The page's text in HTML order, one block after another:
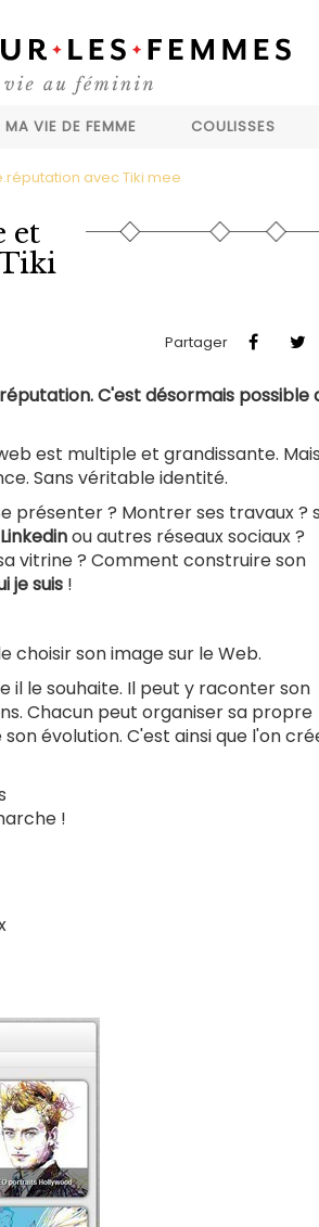
MA VIE DE FEMME COULISSES
avec Tiki mee
et
Partager
C'est désormais possible
est multiple et grandissante.
Sans véritable identité.
présenter ? Montrer ses travaux ?
ou autres réseaux sociaux ?
vitrine ? Comment construire son
je suis !
choisir son image sur le Web.
il le souhaite. Il peut y raconter son
Chacun peut organiser sa propre
évolution. C'est ainsi que l'on
!